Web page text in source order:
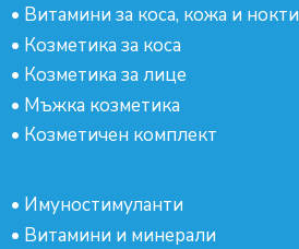
• Витамини за коса, кожа и нокти
• Козметика за коса
• Козметика за лице
• Мъжка козметика
• Козметичен комплект
• Имуностимуланти
• Витамини и минерали